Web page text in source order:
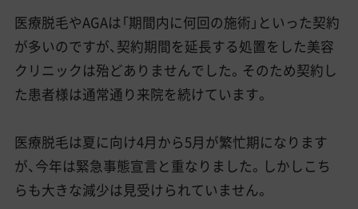
医療脱毛やAGAは「期間内に何回の施術」といった契約
が多いのですが、契約期間を延長する処置をした美容
クリニックは殆どありませんでした。そのため契約し
た患者様は通常通り来院を続けています。
医療脱毛は夏に向け4月から5月が繁忙期になります
が、今年は緊急事態宣言と重なりました。しかしこち
らも大きな減少は見受けられていません。